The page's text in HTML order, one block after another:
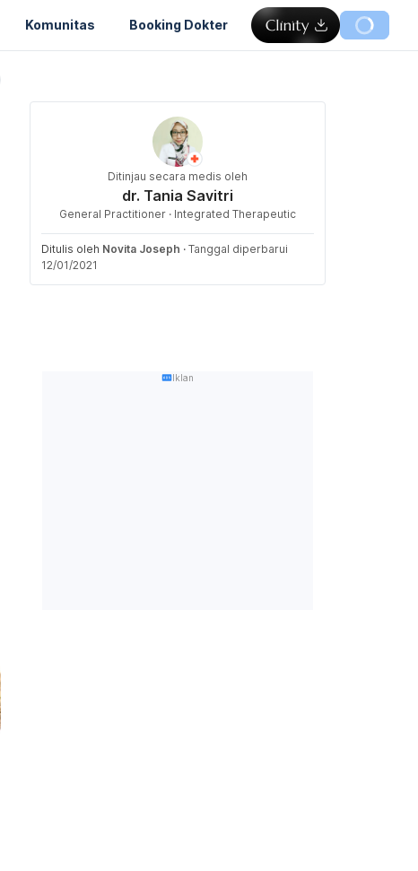
Komunitas Booking Dokter
Ditinjau secara medis oleh
dr. Tania Savitri
General Practitioner · Integrated Therapeutic
Ditulis oleh Novita Joseph · Tanggal diperbarui
12/01/2021
Iklan